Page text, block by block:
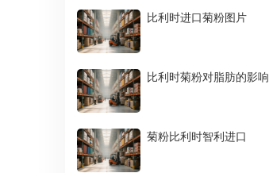
比利时进口菊粉图片
比利时菊粉对脂肪的影响
菊粉比利时智利进口